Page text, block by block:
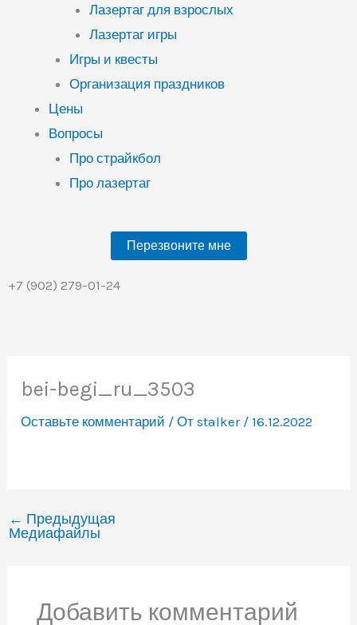
Лазертаг для взрослых
Лазертаг игры
Игры и квесты
Организация праздников
Цены
Вопросы
Про страйкбол
Про лазертаг
Перезвоните мне
+7 (902) 279-01-24
bei-begi_ru_3503
Оставьте комментарий / Отstalker / 16.12.2022
← Предыдущая
Медиафайлы
Добавить комментарий